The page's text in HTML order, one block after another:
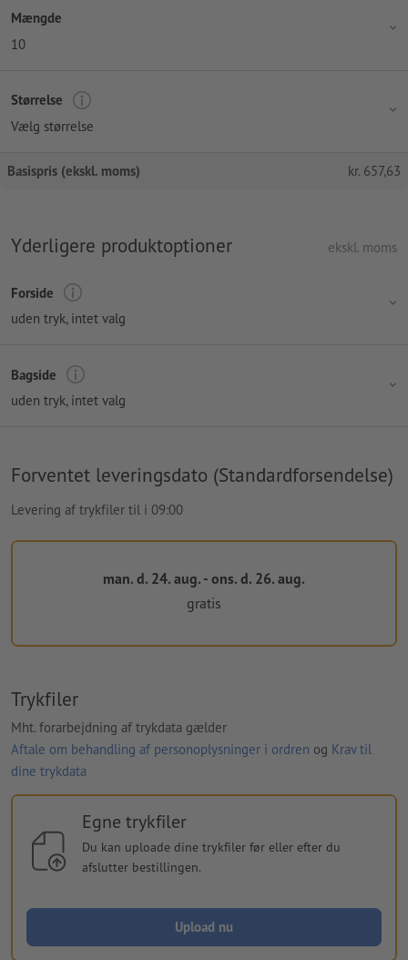
Mængde
10
Størrelse
Vælg størrelse
Basispris (ekskl. moms) kr. 657,63
Yderligere produktoptioner ekskl. moms
Forside
uden tryk, intet valg
Bagside
uden tryk, intet valg
Forventet leveringsdato (Standardforsendelse)
Levering af trykfiler til i 09:00
man. d. 24. aug. - ons. d. 26. aug.
gratis
Trykfiler
Mht. forarbejdning af trykdata gælder
Aftale om behandling af personoplysninger i ordren og Krav til
dine trykdata
Egne trykfiler
Du kan uploade dine trykfiler før eller efter du
afslutter bestillingen.
Upload nu